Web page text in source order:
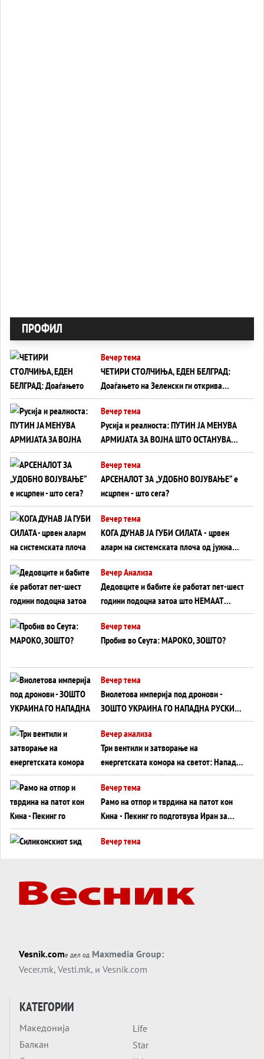
ПРОФИЛ
Вечер тема
ЧЕТИРИ СТОЛЧИЊА, ЕДЕН БЕЛГРАД:
Доаѓањето на Зеленски ги открива
тајните на политиката на балансирање
на Вучиќ
Вечер тема
Русија и реалноста: ПУТИН ЈА МЕНУВА
АРМИЈАТА ЗА ВОЈНА ШТО ОСТАНУВА
БЕЗ ФРОНТ
Вечер тема
АРСЕНАЛОТ ЗА „УДОБНО ВОЈУВАЊЕ“ е
исцрпен - што сега?
Вечер тема
КОГА ДУНАВ ЈА ГУБИ СИЛАТА - црвен
аларм на системската плоча од јужна
Германија до Црното Море...
Вечер Анализа
Дедовците и бабите ќе работат пет-шест
години подоцна затоа што НЕМААТ
ВНУЦИ ДА ГИ ЗАМЕНАТ
Вечер тема
Пробив во Сеута: МАРОКО, ЗОШТО?
Вечер тема
Виолетова империја под дронови -
ЗОШТО УКРАИНА ГО НАПАДНА РУСКИОТ
WILDBERRIES
Вечер анализа
Три вентили и затворање на
енергетската комора на светот: Нападот
во Суец најавува глобален енергетски
инфаркт?
Вечер тема
Рамо на отпор и тврдина на патот кон
Кина - Пекинг го подготвува Иран за
американска копнена инвазија
Вечер тема
Вечер тема
Трамп тврди дека повторно „разговара“
Вечер тема
ДЛАБОКО УДОЛУ: Сметководствените
трикови што го соборија ЕНРОН ги
Вечер тема
Vesnik.comе дел од Maxmedia Group:
Vecer.mk, Vesti.mk, и Vesnik.com
КАТЕГОРИИ
Македонија
Балкан
Life
Star